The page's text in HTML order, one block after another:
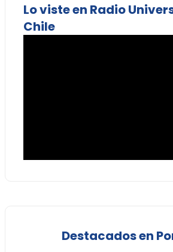
Lo viste en Radio
Chile
Destacados en